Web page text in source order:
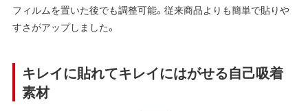
フィルムを置いた後でも調整可能。従来商品よりも簡単で貼りや
すさがアップしました。
キレイに貼れてキレイにはがせる自己吸着
素材